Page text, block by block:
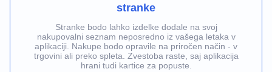
stranke
Stranke bodo lahko izdelke dodale na svoj
nakupovalni seznam neposredno iz vašega letaka v
aplikaciji. Nakupe bodo opravile na priročen način - v
trgovini ali preko spleta. Zvestoba raste, saj aplikacija
hrani tudi kartice za popuste.